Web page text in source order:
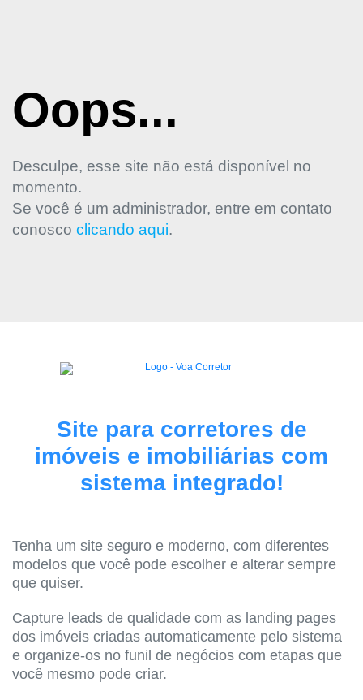
Oops...
Desculpe, esse site não está disponível no
momento.
Se você é um administrador, entre em contato
conosco clicando aqui.
Site para corretores de
imóveis e imobiliárias com
sistema integrado!
Tenha um site seguro e moderno, com diferentes
modelos que você pode escolher e alterar sempre
que quiser.
Capture leads de qualidade com as landing pages
dos imóveis criadas automaticamente pelo sistema
e organize-os no funil de negócios com etapas que
você mesmo pode criar.